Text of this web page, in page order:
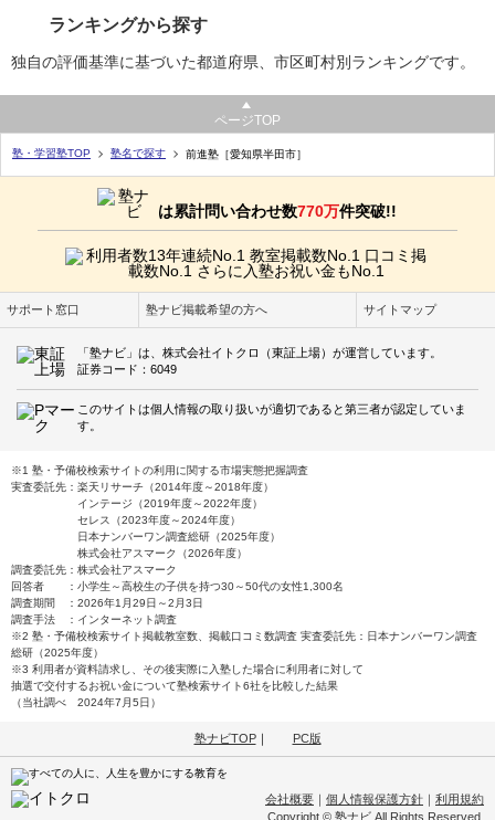
ランキングから探す
独自の評価基準に基づいた都道府県、市区町村別ランキングです。
ページTOP
塾・学習塾TOP 塾名で探す 前進塾［愛知県半田市］
は累計問い合わせ数770万件突破!!
サポート窓口 塾ナビ掲載希望の方へ サイトマップ
「塾ナビ」は、株式会社イトクロ（東証上場）が運営しています。
証券コード：6049
このサイトは個人情報の取り扱いが適切であると第三者が認定していま
す。
※1 塾・予備校検索サイトの利用に関する市場実態把握調査
実査委託先：楽天リサーチ（2014年度～2018年度）
インテージ（2019年度～2022年度）
セレス（2023年度～2024年度）
日本ナンバーワン調査総研（2025年度）
株式会社アスマーク（2026年度）
調査委託先：株式会社アスマーク
回答者 ：小学生～高校生の子供を持つ30～50代の女性1,300名
調査期間 ：2026年1月29日～2月3日
調査手法 ：インターネット調査
※2 塾・予備校検索サイト掲載教室数、掲載口コミ数調査 実査委託先：日本ナンバーワン調査
総研（2025年度）
※3 利用者が資料請求し、その後実際に入塾した場合に利用者に対して
抽選で交付するお祝い金について塾検索サイト6社を比較した結果
（当社調べ 2024年7月5日）
塾ナビTOP｜ PC版
会社概要 ｜ 個人情報保護方針 ｜ 利用規約
Copyright © 塾ナビ All Rights Reserved.